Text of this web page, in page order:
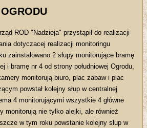
ROD "Nadzieja" przystąpił do realizacji
dotyczacej realizacji monitoringu
zainstalowano 2 słupy monitorujące bramę
i bramę nr 4 od strony południowej Ogrodu,
monitorują biuro, plac zabaw i plac
powstał kolejny słup w centralnej
4 monitorującymi wszystkie 4 główne
monitorują nie tylko alejki, ale również
w tym roku powstanie kolejny słup w